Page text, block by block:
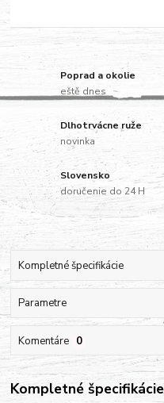
Poprad a okolie
eště dnes
Dlhotrvácne ruže
novinka
Slovensko
doručenie do 24 H
Kompletné špecifikácie
Parametre
Komentáre 0
Kompletné špecifikácie